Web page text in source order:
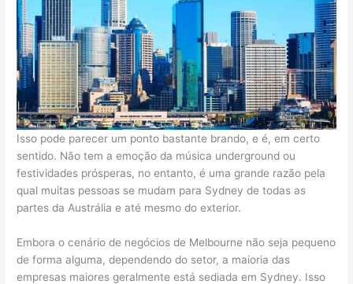
Isso pode parecer um ponto bastante brando, e é, em certo
sentido. Não tem a emoção da música underground ou
festividades prósperas, no entanto, é uma grande razão pela
qual muitas pessoas se mudam para Sydney de todas as
partes da Austrália e até mesmo do exterior.
Embora o cenário de negócios de Melbourne não seja pequeno
de forma alguma, dependendo do setor, a maioria das
empresas maiores geralmente está sediada em Sydney. Isso